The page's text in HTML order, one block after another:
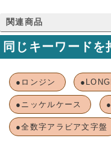
関連商品
同じキーワードを
●ロンジン
●ニッケルケース
●全数字アラビア文字盤